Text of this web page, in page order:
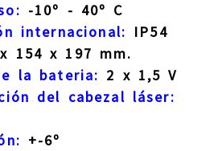
-10º - 40º C
internacional: IP54
154 x 197 mm.
la bateria: 2 x 1,5 V
del cabezal láser:
+-6º